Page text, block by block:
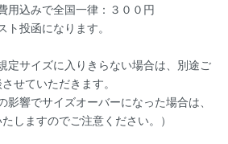
用込みで全国一律：３００円
ト投函になります。
定サイズに入りきらない場合は、別途ご
せていただきます。
影響でサイズオーバーになった場合は、
しますのでご注意ください。）